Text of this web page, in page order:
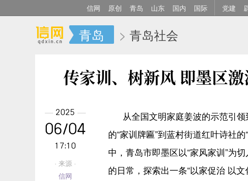
信网 原创 青岛 山东 国内 国际 党建
青岛 > 青岛社会
传家训、树新风 即墨区
从全国文明家庭姜波的示范引
的“家训牌匾”到蓝村街道红叶诗社
中，青岛市即墨区以“家风家训”为
的日常，探索出一条“以家促治 以
2025
06/04
17:10
· 来源 ·
信网